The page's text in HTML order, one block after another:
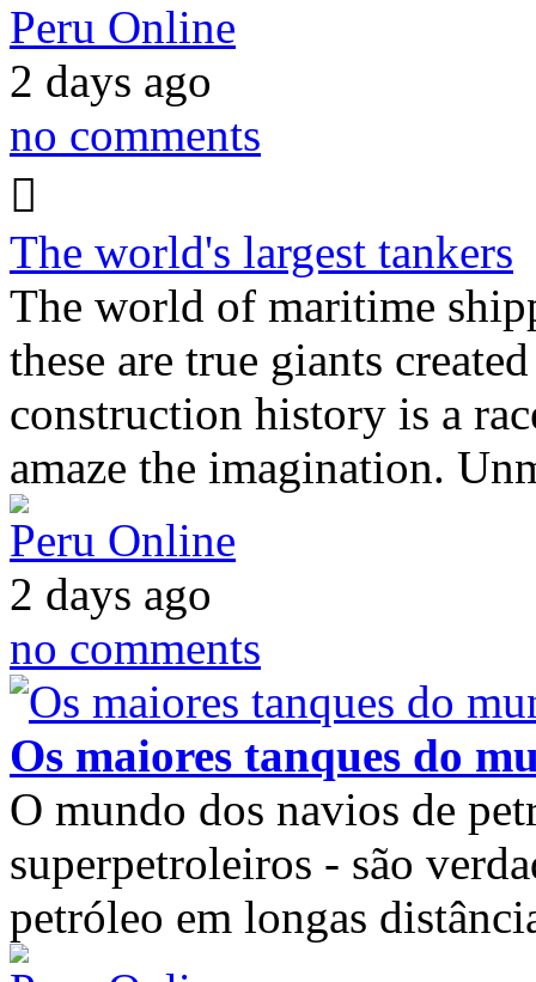
Peru Online
2 days ago
no comments
The world's largest tankers
The world of maritime
these are true giants
construction history is a
amaze the imagination.
Peru Online
2 days ago
no comments
Os maiores tanques do
O mundo dos navios de
superpetroleiros - são
petróleo em longas